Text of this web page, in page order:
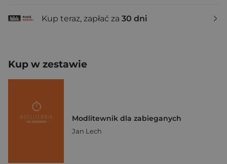
Kup teraz, zapłać za 30 dni
Kup w zestawie
Modlitewnik dla zabieganych
Jan Lech